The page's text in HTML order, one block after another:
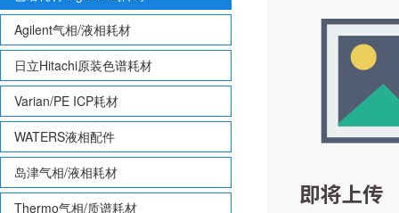
Agilent气相/液相耗材
日立Hitachi原装色谱耗材
Varian/PE ICP耗材
WATERS液相配件
岛津气相/液相耗材
Thermo气相/质谱耗材